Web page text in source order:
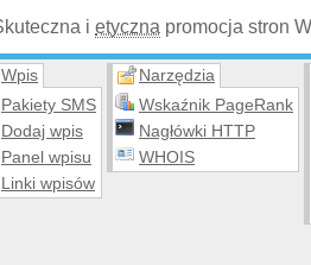
i etyczna promocja stron
Wpis
Pakiety SMS
Dodaj wpis
Panel wpisu
Linki wpisów
Narzędzia
Wskaźnik PageRank
Nagłówki HTTP
WHOIS